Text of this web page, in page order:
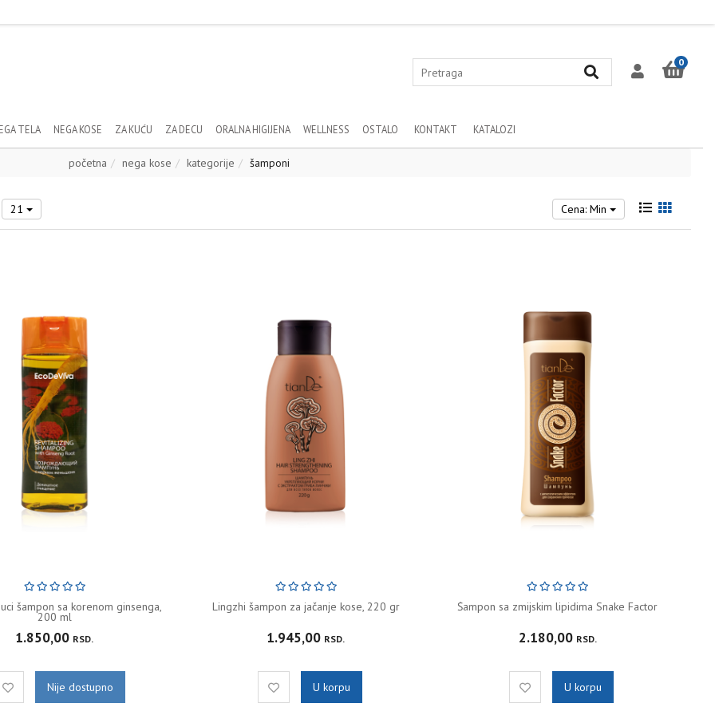
0
TELA NEGA KOSE ZA KUĆU ZA DECU ORALNA HIGIJENA WELLNESS OSTALO KONTAKT KATALOZI
početna nega kose kategorije šamponi
21 Cena: Min
šampon sa korenom ginsenga,
200 ml
1.850,00 RSD.
Nije dostupno
Lingzhi šampon za jačanje kose, 220 gr
1.945,00 RSD.
U korpu
Šampon sa zmijskim lipidima Snake Factor
2.180,00 RSD.
U korpu